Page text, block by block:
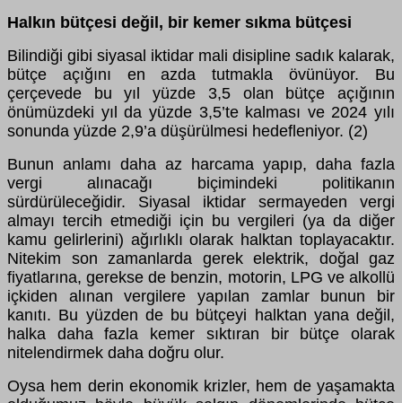
Halkın bütçesi değil, bir kemer sıkma bütçesi
Bilindiği gibi siyasal iktidar mali disipline sadık kalarak,
bütçe açığını en azda tutmakla övünüyor. Bu
çerçevede bu yıl yüzde 3,5 olan bütçe açığının
önümüzdeki yıl da yüzde 3,5’te kalması ve 2024 yılı
sonunda yüzde 2,9’a düşürülmesi hedefleniyor. (2)
Bunun anlamı daha az harcama yapıp, daha fazla
vergi alınacağı biçimindeki politikanın
sürdürüleceğidir. Siyasal iktidar sermayeden vergi
almayı tercih etmediği için bu vergileri (ya da diğer
kamu gelirlerini) ağırlıklı olarak halktan toplayacaktır.
Nitekim son zamanlarda gerek elektrik, doğal gaz
fiyatlarına, gerekse de benzin, motorin, LPG ve alkollü
içkiden alınan vergilere yapılan zamlar bunun bir
kanıtı. Bu yüzden de bu bütçeyi halktan yana değil,
halka daha fazla kemer sıktıran bir bütçe olarak
nitelendirmek daha doğru olur.
Oysa hem derin ekonomik krizler, hem de yaşamakta